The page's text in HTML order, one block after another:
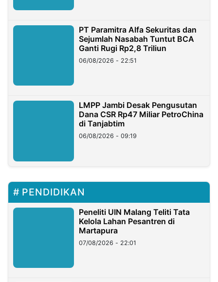
PT Paramitra Alfa Sekuritas dan
Sejumlah Nasabah Tuntut BCA
Ganti Rugi Rp2,8 Triliun
06/08/2026 - 22:51
LMPP Jambi Desak Pengusutan
Dana CSR Rp47 Miliar PetroChina
di Tanjabtim
06/08/2026 - 09:19
PENDIDIKAN
Peneliti UIN Malang Teliti Tata
Kelola Lahan Pesantren di
Martapura
07/08/2026 - 22:01